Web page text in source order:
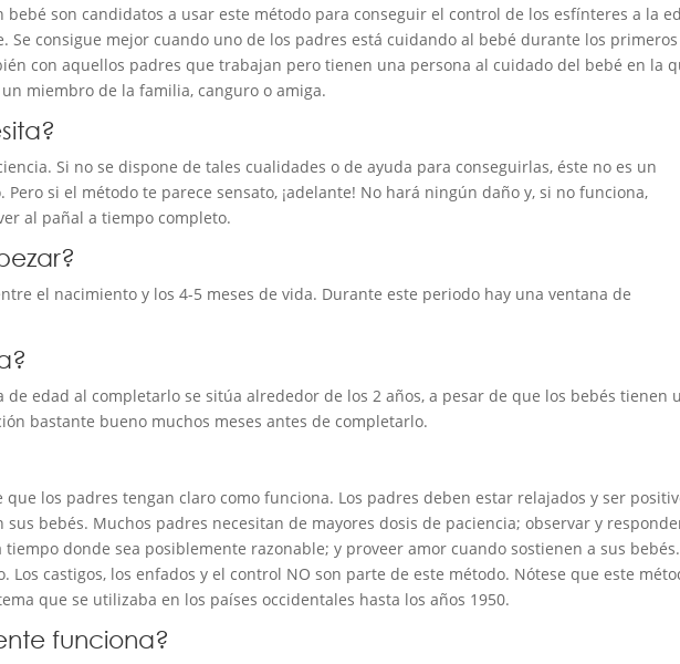
bebé son candidatos a usar este método para conseguir el control de los esfínteres a la
Se consigue mejor cuando uno de los padres está cuidando al bebé durante los
con aquellos padres que trabajan pero tienen una persona al cuidado del bebé en la
miembro de la familia, canguro o amiga.
Si no se dispone de tales cualidades o de ayuda para conseguirlas, éste no es un
Pero si el método te parece sensato, ¡adelante! No hará ningún daño y, si no funciona,
al pañal a tiempo completo.
el nacimiento y los 4-5 meses de vida. Durante este periodo hay una ventana de
de edad al completarlo se sitúa alrededor de los 2 años, a pesar de que los bebés tienen
bastante bueno muchos meses antes de completarlo.
que los padres tengan claro como funciona. Los padres deben estar relajados y ser
sus bebés. Muchos padres necesitan de mayores dosis de paciencia; observar y
tiempo donde sea posiblemente razonable; y proveer amor cuando sostienen a sus
Los castigos, los enfados y el control NO son parte de este método. Nótese que este
que se utilizaba en los países occidentales hasta los años 1950.
funciona?